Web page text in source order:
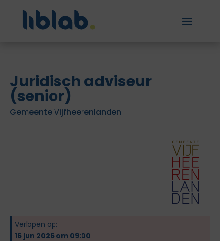
Juridisch adviseur
(senior)
Gemeente Vijfheerenlanden
Verlopen op:
16 jun 2026 om 09:00